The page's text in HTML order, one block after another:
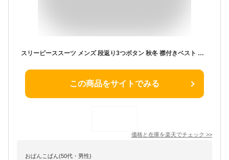
スリーピーススーツ メンズ 段返り3つボタン 秋冬 襟付きベスト A4-A8/AB4-AB8 送料無料
この商品をサイトでみる
価格と在庫を楽天でチェック >>
おぱんこぱん(50代・男性)